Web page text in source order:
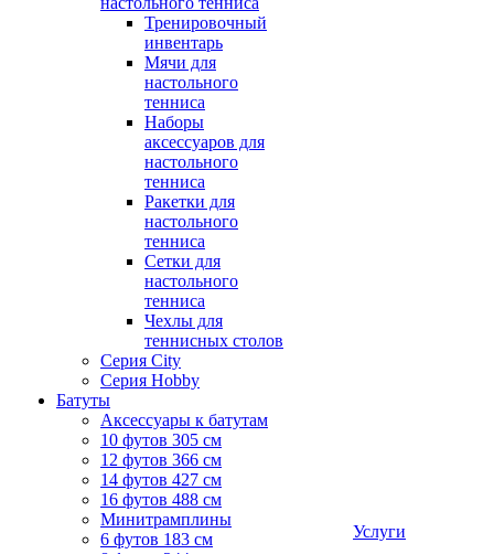
Тренировочный
инвентарь
Мячи для
настольного
тенниса
Наборы
аксессуаров для
настольного
тенниса
Ракетки для
настольного
тенниса
Сетки для
настольного
тенниса
Чехлы для
теннисных столов
Серия City
Серия Hobby
Батуты
Аксессуары к батутам
10 футов 305 см
12 футов 366 см
14 футов 427 см
16 футов 488 см
Минитрамплины
6 футов 183 см
Услуги